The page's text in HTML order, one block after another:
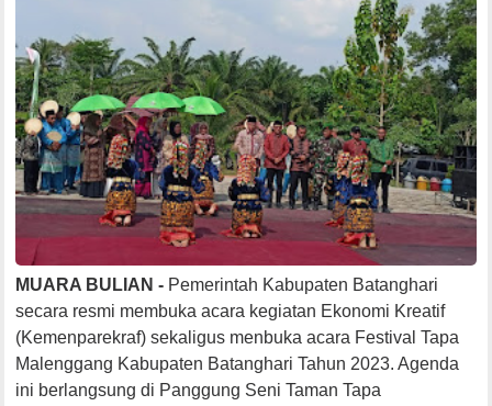
MUARA BULIAN - Pemerintah Kabupaten Batanghari
secara resmi membuka acara kegiatan Ekonomi Kreatif
(Kemenparekraf) sekaligus menbuka acara Festival Tapa
Malenggang Kabupaten Batanghari Tahun 2023. Agenda
ini berlangsung di Panggung Seni Taman Tapa